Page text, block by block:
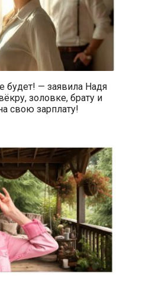
будет! — заявила Надя
золовке, брату и
свою зарплату!